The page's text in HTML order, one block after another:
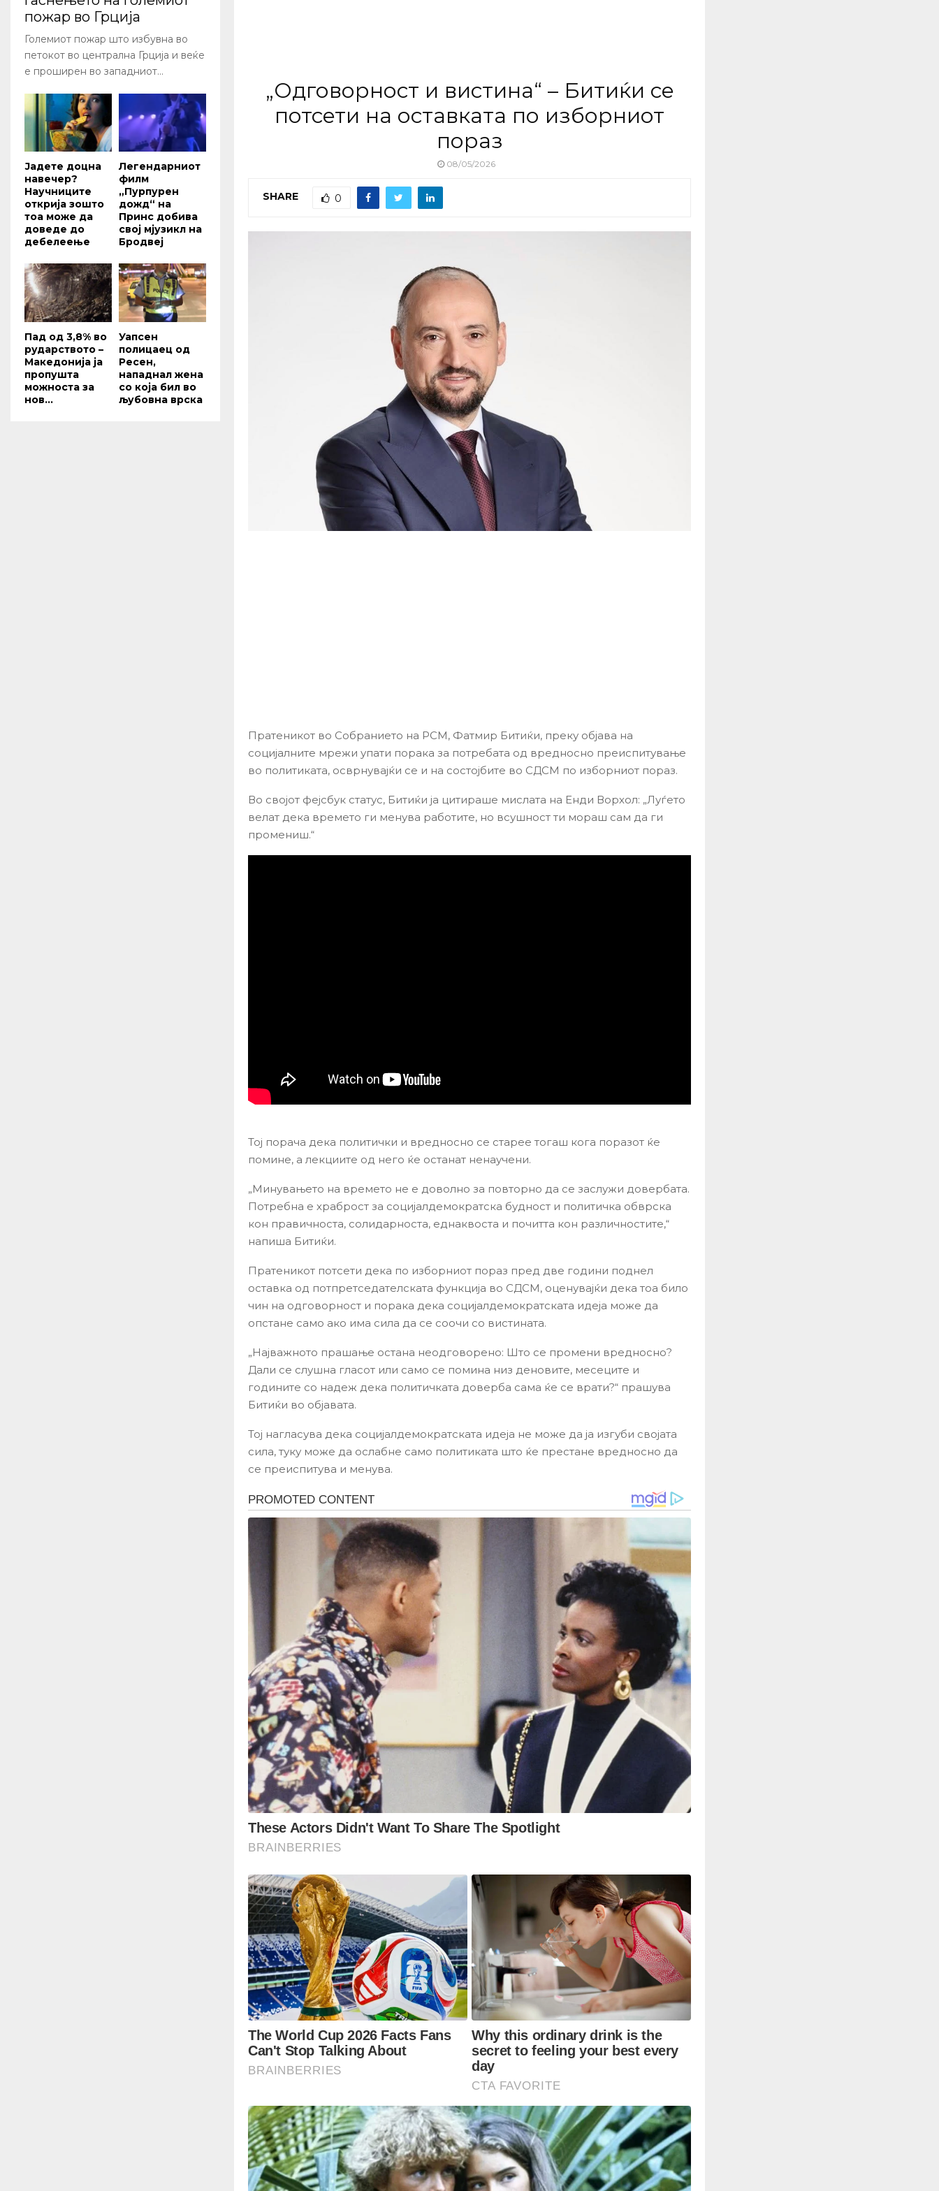
„Одговорност и вистина“ – Битиќи се
потсети на оставката по изборниот
пораз
08/05/2026
SHARE 0
Пратеникот во Собранието на РСМ, Фатмир Битиќи, преку објава на
социјалните мрежи упати порака за потребата од вредносно преиспитување
во политиката, осврнувајќи се и на состојбите во СДСМ по изборниот пораз.
Во својот фејсбук статус, Битиќи ја цитираше мислата на Енди Ворхол: „Луѓето
велат дека времето ги менува работите, но всушност ти мораш сам да ги
промениш.“
Тој порача дека политички и вредносно се старее тогаш кога поразот ќе
помине, а лекциите од него ќе останат ненаучени.
„Минувањето на времето не е доволно за повторно да се заслужи довербата.
Потребна е храброст за социјалдемократска будност и политичка обврска
кон правичноста, солидарноста, еднаквоста и почитта кон различностите,“
напиша Битиќи.
Пратеникот потсети дека по изборниот пораз пред две години поднел
оставка од потпретседателската функција во СДСМ, оценувајќи дека тоа било
чин на одговорност и порака дека социјалдемократската идеја може да
опстане само ако има сила да се соочи со вистината.
„Најважното прашање остана неодговорено: Што се промени вредносно?
Дали се слушна гласот или само се помина низ деновите, месеците и
годините со надеж дека политичката доверба сама ќе се врати?“ прашува
Битиќи во објавата.
Тој нагласува дека социјалдемократската идеја не може да ја изгуби својата
сила, туку може да ослабне само политиката што ќе престане вредносно да
се преиспитува и менува.
пожар во Грција
Големиот пожар што избувна во
петокот во централна Грција и веќе
е проширен во западниот...
Јадете доцна
навечер?
Научниците
открија зошто
тоа може да
доведе до
дебелеење
Легендарниот
филм
„Пурпурен
дожд“ на
Принс добива
свој мјузикл на
Бродвеј
Пад од 3,8% во
рударството –
Македонија ја
пропушта
можноста за
нов...
Уапсен
полицаец од
Ресен,
нападнал жена
со која бил во
љубовна врска